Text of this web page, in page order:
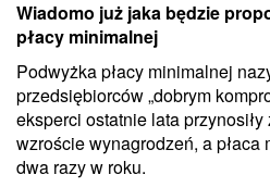
Wiadomo już jaka będzie
płacy minimalnej
Podwyżka płacy minimalnej
przedsiębiorców „dobrym
eksperci ostatnie lata
wzroście wynagrodzeń, a płaca
dwa razy w roku.